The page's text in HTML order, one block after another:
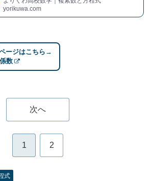
yorikuwa.com
ージはこちら→
数
次へ
1 2
式